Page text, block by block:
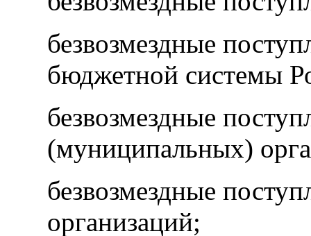
безвозмездные
бюджетной системы
безвозмездные
(муниципальных)
безвозмездные
организаций;